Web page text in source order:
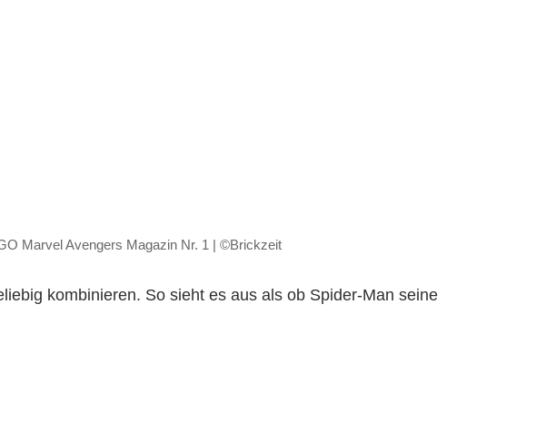
Marvel Avengers Magazin Nr. 1 | ©Brickzeit
kombinieren. So sieht es aus als ob Spider-Man seine